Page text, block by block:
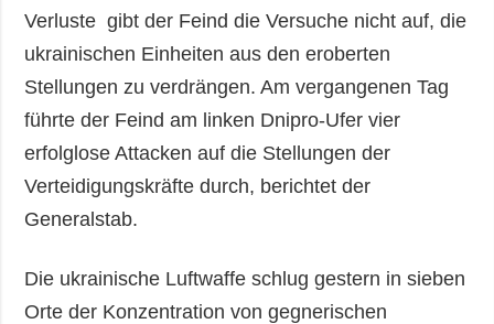
Verluste gibt der Feind die Versuche nicht auf, die
ukrainischen Einheiten aus den eroberten
Stellungen zu verdrängen. Am vergangenen Tag
führte der Feind am linken Dnipro-Ufer vier
erfolglose Attacken auf die Stellungen der
Verteidigungskräfte durch, berichtet der
Generalstab.
Die ukrainische Luftwaffe schlug gestern in sieben
Orte der Konzentration von gegnerischen